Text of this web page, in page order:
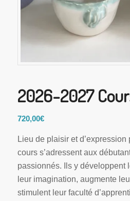
2026-2027
720,00€
Lieu de plaisir et
cours s’adressent aux
passionnés. Ils y développent
leur imagination, augmente
stimulent leur faculté